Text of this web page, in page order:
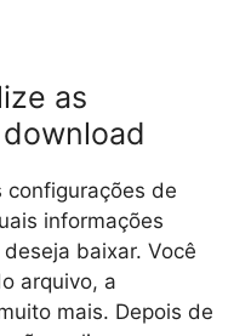
as
configurações de
informações
baixar. Você
arquivo, a
mais. Depois de